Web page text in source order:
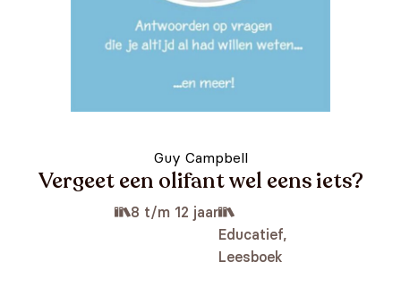
Guy Campbell
Vergeet een olifant wel eens iets?
8 t/m 12 jaar
Educatief,
Leesboek